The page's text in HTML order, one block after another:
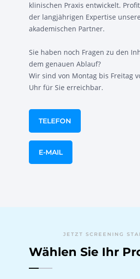
klinischen Praxis entwickelt.
der langjährigen Expertise
akademischen Partner.
Sie haben noch Fragen zu den
dem genauen Ablauf?
Wir sind von Montag bis Freitag
Uhr für Sie erreichbar.
TELEFON
E-MAIL
JETZT SCREENING
Wählen Sie Ihr